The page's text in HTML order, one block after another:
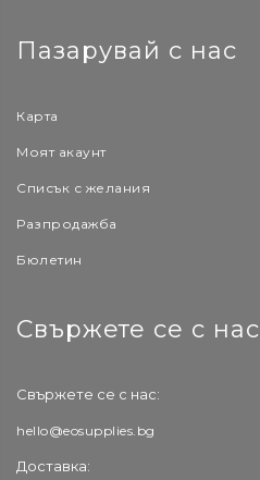
Пазарувай с нас
Карта
Моят акаунт
Списък с желания
Разпродажба
Бюлетин
Свържете се с нас
Свържете се с нас:
hello@eosupplies.bg
Доставка: